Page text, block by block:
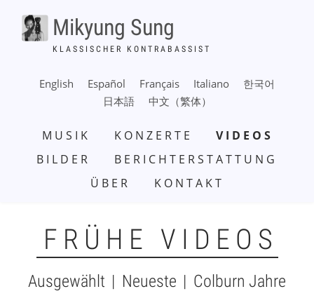
Inhalt
Mikyung Sung
KLASSISCHER KONTRABASSIST
English Español Français Italiano 한국어
日本語 中文（繁体）
MUSIK KONZERTE
VIDEOS
BILDER
BERICHTERSTATTUNG
ÜBER
KONTAKT
FRÜHE VIDEOS
SUBMENU
Ausgewählt Neueste
Colburn Jahre